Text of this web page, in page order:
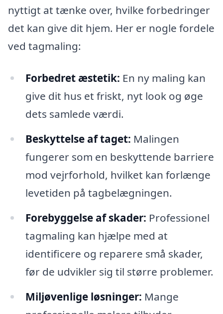
nyttigt at tænke over, hvilke forbedringer
det kan give dit hjem. Her er nogle fordele
ved tagmaling:
Forbedret æstetik: En ny maling kan
give dit hus et friskt, nyt look og øge
dets samlede værdi.
Beskyttelse af taget: Malingen
fungerer som en beskyttende barriere
mod vejrforhold, hvilket kan forlænge
levetiden på tagbelægningen.
Forebyggelse af skader: Professionel
tagmaling kan hjælpe med at
identificere og reparere små skader,
før de udvikler sig til større problemer.
Miljøvenlige løsninger: Mange